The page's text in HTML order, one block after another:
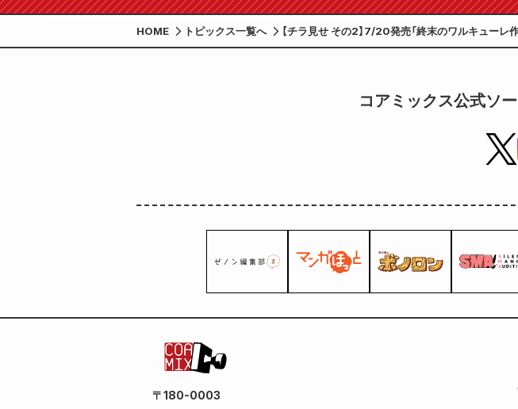
HOME トピックス一覧へ 【チラ見せ その2】7/20発売「終末のワルキューレ
コアミックス公式ソ
〒180-0003